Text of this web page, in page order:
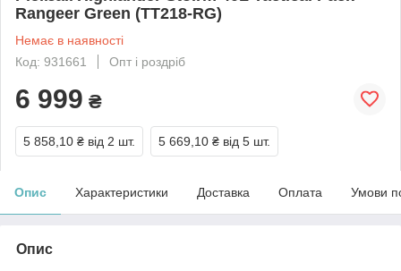
Rangeer Green (TT218-RG)
Немає в наявності
Код: 931661
Опт і роздріб
6 999 ₴
5 858,10 ₴ від 2 шт. 5 669,10 ₴ від 5 шт.
Опис Характеристики Доставка Оплата Умови
Опис